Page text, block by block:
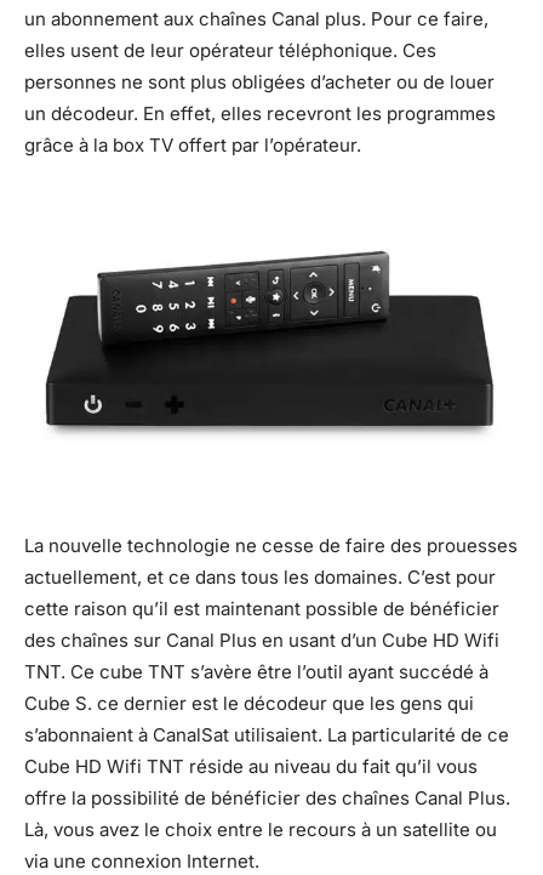
un abonnement aux chaînes Canal plus. Pour ce faire,
elles usent de leur opérateur téléphonique. Ces
personnes ne sont plus obligées d’acheter ou de louer
un décodeur. En effet, elles recevront les programmes
grâce à la box TV offert par l’opérateur.
La nouvelle technologie ne cesse de faire des prouesses
actuellement, et ce dans tous les domaines. C’est pour
cette raison qu’il est maintenant possible de bénéficier
des chaînes sur Canal Plus en usant d’un Cube HD Wifi
TNT. Ce cube TNT s’avère être l’outil ayant succédé à
Cube S. ce dernier est le décodeur que les gens qui
s’abonnaient à CanalSat utilisaient. La particularité de ce
Cube HD Wifi TNT réside au niveau du fait qu’il vous
offre la possibilité de bénéficier des chaînes Canal Plus.
Là, vous avez le choix entre le recours à un satellite ou
via une connexion Internet.